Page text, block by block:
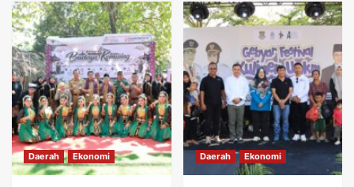
Daerah Ekonomi Daerah Ekonomi